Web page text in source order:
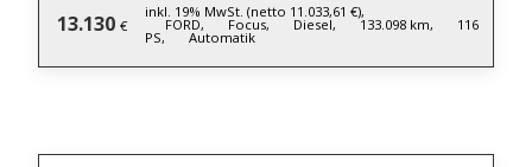
13.130 €
inkl. 19% MwSt. (netto 11.033,61 €),
FORD, Focus, Diesel, 133.098 km, 116
PS, Automatik